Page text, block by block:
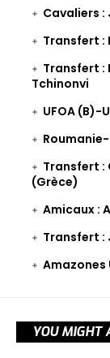
Cavaliers :
Transfert :
Transfert :
Tchinonvi
UFOA (B)-
Transfert :
(Grèce)
Amicaux :
Transfert :
Amazones
YOU MIGHT